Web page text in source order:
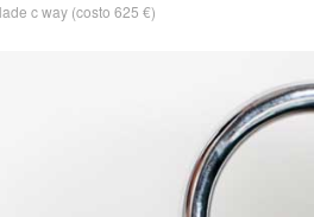
c way (costo 625 €)